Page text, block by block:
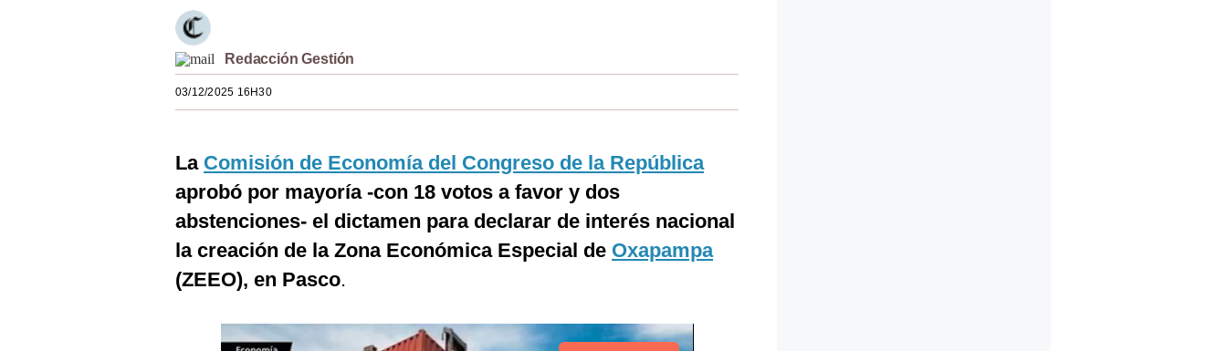
Redacción Gestión
03/12/2025 16H30
La Comisión de Economía del Congreso de la República
aprobó por mayoría -con 18 votos a favor y dos
abstenciones- el dictamen para declarar de interés nacional
la creación de la Zona Económica Especial de Oxapampa
(ZEEO), en Pasco.